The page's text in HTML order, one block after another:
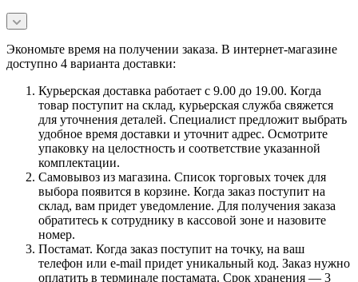
Экономьте время на получении заказа. В интернет-магазине
доступно 4 варианта доставки:
Курьерская доставка работает с 9.00 до 19.00. Когда
товар поступит на склад, курьерская служба свяжется
для уточнения деталей. Специалист предложит выбрать
удобное время доставки и уточнит адрес. Осмотрите
упаковку на целостность и соответствие указанной
комплектации.
Самовывоз из магазина. Список торговых точек для
выбора появится в корзине. Когда заказ поступит на
склад, вам придет уведомление. Для получения заказа
обратитесь к сотруднику в кассовой зоне и назовите
номер.
Постамат. Когда заказ поступит на точку, на ваш
телефон или e-mail придет уникальный код. Заказ нужно
оплатить в терминале постамата. Срок хранения — 3